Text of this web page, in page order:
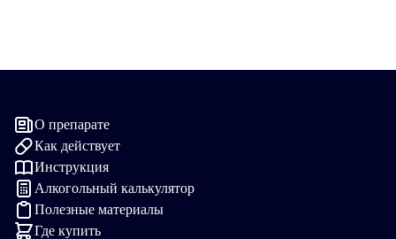
О препарате
Как действует
Инструкция
Алкогольный калькулятор
Полезные материалы
Где купить